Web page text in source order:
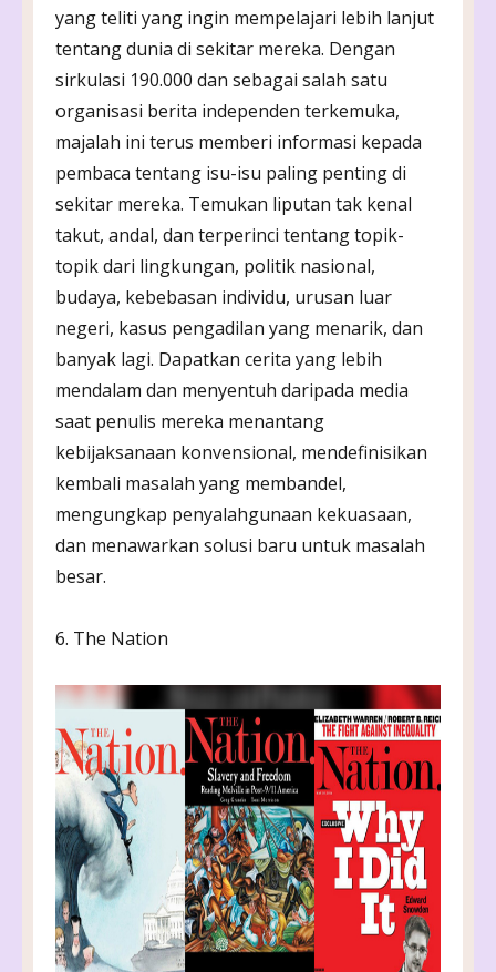
yang teliti yang ingin mempelajari lebih lanjut
tentang dunia di sekitar mereka. Dengan
sirkulasi 190.000 dan sebagai salah satu
organisasi berita independen terkemuka,
majalah ini terus memberi informasi kepada
pembaca tentang isu-isu paling penting di
sekitar mereka. Temukan liputan tak kenal
takut, andal, dan terperinci tentang topik-
topik dari lingkungan, politik nasional,
budaya, kebebasan individu, urusan luar
negeri, kasus pengadilan yang menarik, dan
banyak lagi. Dapatkan cerita yang lebih
mendalam dan menyentuh daripada media
saat penulis mereka menantang
kebijaksanaan konvensional, mendefinisikan
kembali masalah yang membandel,
mengungkap penyalahgunaan kekuasaan,
dan menawarkan solusi baru untuk masalah
besar.
6. The Nation